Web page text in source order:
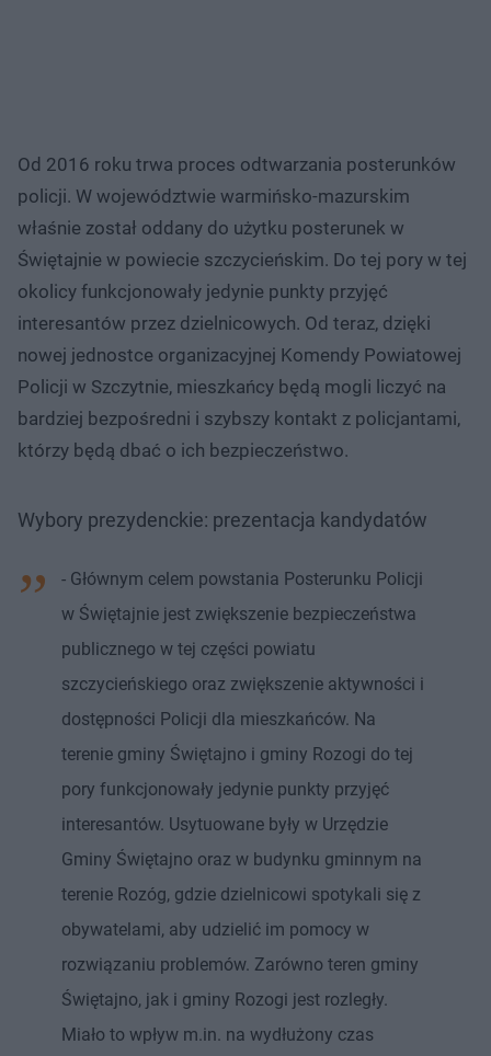
Od 2016 roku trwa proces odtwarzania posterunków
policji. W województwie warmińsko-mazurskim
właśnie został oddany do użytku posterunek w
Świętajnie w powiecie szczycieńskim. Do tej pory w tej
okolicy funkcjonowały jedynie punkty przyjęć
interesantów przez dzielnicowych. Od teraz, dzięki
nowej jednostce organizacyjnej Komendy Powiatowej
Policji w Szczytnie, mieszkańcy będą mogli liczyć na
bardziej bezpośredni i szybszy kontakt z policjantami,
którzy będą dbać o ich bezpieczeństwo.
Wybory prezydenckie: prezentacja kandydatów
- Głównym celem powstania Posterunku Policji
w Świętajnie jest zwiększenie bezpieczeństwa
publicznego w tej części powiatu
szczycieńskiego oraz zwiększenie aktywności i
dostępności Policji dla mieszkańców. Na
terenie gminy Świętajno i gminy Rozogi do tej
pory funkcjonowały jedynie punkty przyjęć
interesantów. Usytuowane były w Urzędzie
Gminy Świętajno oraz w budynku gminnym na
terenie Rozóg, gdzie dzielnicowi spotykali się z
obywatelami, aby udzielić im pomocy w
rozwiązaniu problemów. Zarówno teren gminy
Świętajno, jak i gminy Rozogi jest rozległy.
Miało to wpływ m.in. na wydłużony czas